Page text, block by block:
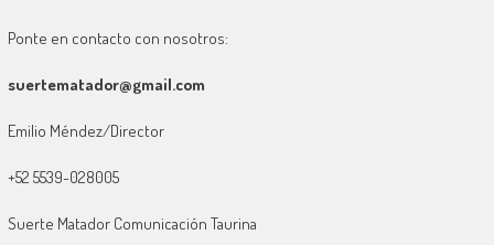
Ponte en contacto con nosotros:
suertematador@gmail.com
Emilio Méndez/Director
+52 5539-028005
Suerte Matador Comunicación Taurina